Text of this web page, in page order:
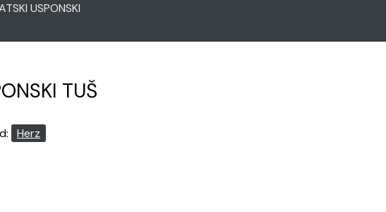
USPONSKI
TUŠ
Herz